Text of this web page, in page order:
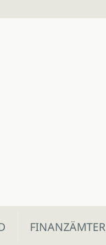
FINANZÄMTER